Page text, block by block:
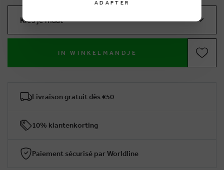
Kies je maat
IN WINKELMANDJE
Livraison gratuit dès €50
10% klantenkorting
Paiement sécurisé par Worldline
ADAPTER